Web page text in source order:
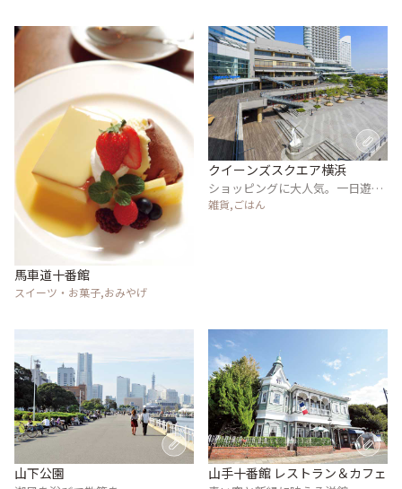
馬車道十番館
スイーツ・お菓子,おみやげ
クイーンズスクエア横浜
ショッピングに大人気。一日遊べ
る大型複合施設
雑貨,ごはん
山下公園 山手十番館 レストラン＆カフェ